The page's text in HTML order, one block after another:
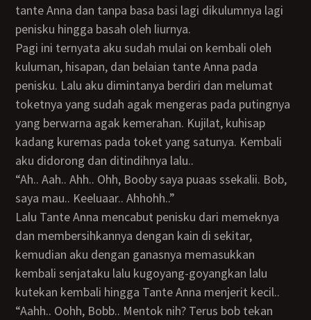
tante Anna dan tanpa basa basi lagi dikulumnya lagi
penisku hingga basah oleh liurnya.
Pagi ini ternyata aku sudah mulai on kembali oleh
kuluman, hisapan, dan belaian tante Anna pada
penisku. Lalu aku dimintanya berdiri dan melumat
toketnya yang sudah agak mengeras pada putingnya
yang berwarna agak kemerahan. Kujilat, kuhisap
kadang kuremas pada toket yang satunya. Kembali
aku didorong dan ditindihnya lalu..
“Ah.. Aah.. Ahh.. Ohh, Booby saya puaas ssekalii. Bob,
saya mau.. Keeluaar.. Ahhohh..”
Lalu Tante Anna mencabut penisku dari memeknya
dan membersihkannya dengan kain di sekitar,
kemudian aku dengan ganasnya memasukkan
kembali senjataku lalu kugoyang-goyangkan lalu
kutekan kembali hingga Tante Anna menjerit kecil..
“Aahh.. Oohh, Bobb.. Mentok nih? Terus bob tekan